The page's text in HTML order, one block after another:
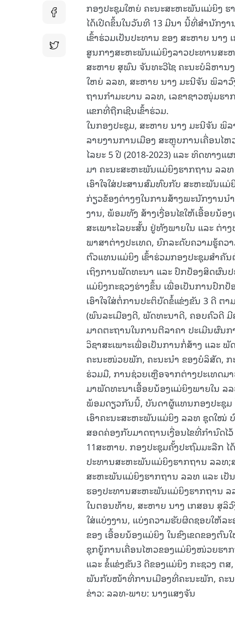
ກອງປະຊຸມໃຫຍ່ ຄະນະສະຫະພັນແມ່ຍິງ
ໄດ້ເປີດຂຶ້ນໃນວັນທີ 13 ມີນາ ນີ້ທີ່ສໍານັກງ
ເຂົ້າຮ່ວມເປັນປະທານ ຂອງ ສະຫາຍ ນາ
ສູນກາງສະຫະພັນແມ່ຍິງລາວປະທານສະ
ສະຫາຍ ສຸພົນ ຈັນທະວີໄຊ ຄະນະບໍລິຫາ
ໃຫຍ່ ລລທ, ສະຫາຍ ນາງ ມະນີຈັນ ພິລ
ຖານກໍາມະບານ ລລທ, ເລຂາຊາວໜຸ່ມຮ
ແຂກທີ່ຖືກເຊີນເຂົ້າຮ່ວມ.
ໃນກອງປະຊຸມ, ສະຫາຍ ນາງ ມະນີຈັນ
ລາຍງານການເມືອງ ສະຫຼຸບການເຄື່ອນໄ
ໄລຍະ 5 ປີ (2018-2023) ແລະ ທິດທາງ
ມາ ຄະນະສະຫະພັນແມ່ຍິງຮາກຖານ ລລ
ເອົາໃຈໃສ່ປະສານສົມທົບກັບ ສະຫະພັນແ
ກ່ຽວຂ້ອງຕ່າງໆໃນການສ້າງພະນັກງານ
ງານ, ພ້ອມທັງ ສ້າງເງື່ອນໄຂໃຫ້ເອື້ອຍນ້ອ
ສະເພາະໄລຍະສັ້ນ ຢູ່ທັງພາຍໃນ ແລະ ຕ່
ພາສາຕ່າງປະເທດ, ຍົກລະດັບຄວາມຮູ້ຄວາ
ຕົວແທນແມ່ຍິງ ເຂົ້າຮ່ວມກອງປະຊຸມສໍາຄັ
ເຖິງການພັດທະນາ ແລະ ປົກປ້ອງສິດຜົນ
ແມ່ຍິງກະຊວງຮ່າງຂຶ້ນ ເພື່ອເປັນການປົກ
ເອົາໃຈໃສ່ຕໍ່ການປະຕິບັດຂໍ້ແຂ່ງຂັນ 3 ດີ
(ພົນລະເມືອງດີ, ພັດທະນາດີ, ຄອບຄົວດີ ມີ
ມາດຕະຖານໃນການຕີລາຄາ ປະເມີນຜົນ
ວິຊາສະເພາະເພື່ອເປັນການກໍ່ສ້າງ ແລະ
ຄະນະໜ່ວຍພັກ, ຄະນະນຳ ຂອງບໍລິສັດ, ກ
ຮ່ວມມື, ການຊ່ວຍເຫຼືອຈາກຕ່າງປະເທດມ
ມາພັດທະນາເອື້ອຍນ້ອງແມ່ຍິງພາຍໃນ ລ
ພ້ອມດຽວກັນນີ້, ບັນດາຜູ້ແທນກອງປະຊຸມ
ເອົາຄະນະສະຫະພັນແມ່ຍິງ ລລທ ຊຸດໃ
ສອດຄ່ອງກັບມາດຖານເງື່ອນໄຂທີ່ກໍານົດ
11ສະຫາຍ. ກອງປະຊຸມຄັ້ງປະຖົມມະລືກ
ປະທານສະຫະພັນແມ່ຍິງຮາກຖານ ລລ
ສະຫະພັນແມ່ຍິງຮາກຖານ ລລທ ແລະ ເປັ
ຮອງປະທານສະຫະພັນແມ່ຍິງຮາກຖານ
ໃນຕອນທ້າຍ, ສະຫາຍ ນາງ ເກສອນ ສຸລິ
ໃສ່ແບ່ງງານ, ແບ່ງຄວາມຮັບຜິດຊອບໃຫ້ລ
ຂອງ ເອື້ອຍນ້ອງແມ່ຍິງ ໃນຂົງເຂດຂອງຕົນ
ຊຸກຍູ້ການເຄື່ອນໄຫວຂອງແມ່ຍິງໜ່ວຍຮາ
ແລະ ຂໍ້ແຂ່ງຂັນ3 ດີຂອງແມ່ຍິງ ກະຊວງ ຕ
ພັນກັບໜ້າທີ່ການເມືອງທີ່ຄະນະພັກ, ຄະ
ຂ່າວ: ລລທ-ພາບ: ນາງແສງຈັນ